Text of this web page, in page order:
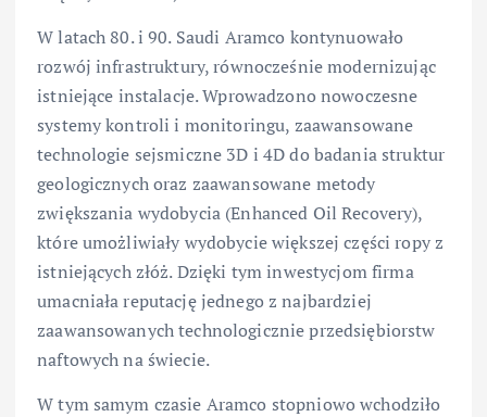
W latach 80. i 90. Saudi Aramco kontynuowało
rozwój infrastruktury, równocześnie modernizując
istniejące instalacje. Wprowadzono nowoczesne
systemy kontroli i monitoringu, zaawansowane
technologie sejsmiczne 3D i 4D do badania struktur
geologicznych oraz zaawansowane metody
zwiększania wydobycia (Enhanced Oil Recovery),
które umożliwiały wydobycie większej części ropy z
istniejących złóż. Dzięki tym inwestycjom firma
umacniała reputację jednego z najbardziej
zaawansowanych technologicznie przedsiębiorstw
naftowych na świecie.
W tym samym czasie Aramco stopniowo wchodziło